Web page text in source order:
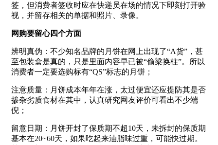
签，但消费者签收时应在快递员在场的情况下即刻打开验
视，并留存相关的单据和照片、录像。
网购要留心四个方面
辨明真伪：不少知名品牌的月饼在网上出现了“A货”，甚
至包装盒是真的，只是里面内容早已被“偷梁换柱”。所以
消费者一定要选购标有“QS”标志的月饼；
注意质量：月饼成本年年在涨，太过便宜还应提防其是否
掺杂劣质食材在其中，认真研究网友评价可看出不少端
倪；
留意日期：月饼开封了保质期不超10天，未拆封的保质期
基本在20~60天，如果吃起来油脂味过重，可能快过期。